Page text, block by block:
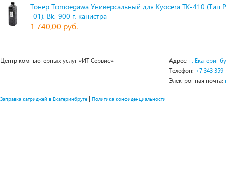
Тонер Tomoegawa Универсальный для Kyocera TK-410 (Тип
-01), Bk, 900 г, канистра
1 740,00 руб.
Центр компьютерных услуг «ИТ Сервис» Адрес: г.
Телефон: +7 343
Электронная почта:
Заправка катриджей в Екатеринбруге | Политика конфиденциальности